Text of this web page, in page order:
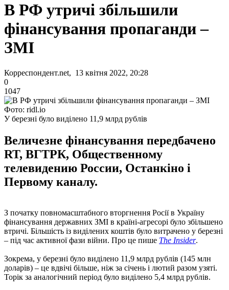
В РФ утричі збільшили
фінансування пропаганди –
ЗМІ
Корреспондент.net, 13 квітня 2022, 20:28
0
1047
Фото: ridl.io
У березні було виділено 11,9 млрд рублів
Величезне фінансування передбачено
RT, ВГТРК, Общественному
телевидению России, Останкіно і
Первому каналу.
З початку повномасштабного вторгнення Росії в Україну
фінансування державних ЗМІ в країні-агресорі було збільшено
втричі. Більшість із виділених коштів було витрачено у березні
– під час активної фази війни. Про це пише The Insider.
Зокрема, у березні було виділено 11,9 млрд рублів (145 млн
доларів) – це вдвічі більше, ніж за січень і лютий разом узяті.
Торік за аналогічний період було виділено 5,4 млрд рублів.